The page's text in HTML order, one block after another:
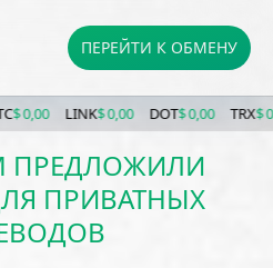
ПЕРЕЙТИ К ОБМЕНУ
LINK$ 0,00 DOT$ 0,00 TRX$ 0,00
ПРЕДЛОЖИЛИ
ПРИВАТНЫХ